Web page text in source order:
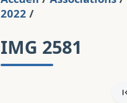
2022 /
IMG 2581